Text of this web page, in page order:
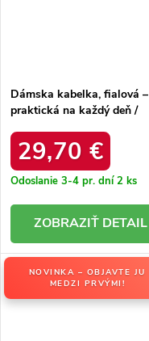
Dámska kabelka, fialová –
praktická na každý deň /
29,70 €
Odoslanie 3-4 pr. dní2 ks
DETAIL
NOVINKA – OBJAVTE JU
MEDZI PRVÝMI!